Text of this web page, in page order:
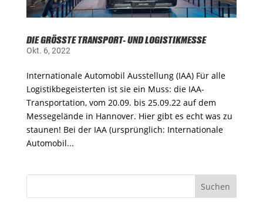
DIE GRÖSSTE TRANSPORT- UND LOGISTIKMESSE
Okt. 6, 2022
Internationale Automobil Ausstellung (IAA) Für alle
Logistikbegeisterten ist sie ein Muss: die IAA-
Transportation, vom 20.09. bis 25.09.22 auf dem
Messegelände in Hannover. Hier gibt es echt was zu
staunen! Bei der IAA (ursprünglich: Internationale
Automobil...